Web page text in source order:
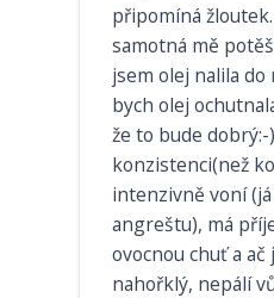
připomíná
samotná mě
jsem olej nalila do
bych olej
že to bude
konzistenci(než
intenzivně voní
angreštu), má
ovocnou chuť a
nahořklý, nepálí